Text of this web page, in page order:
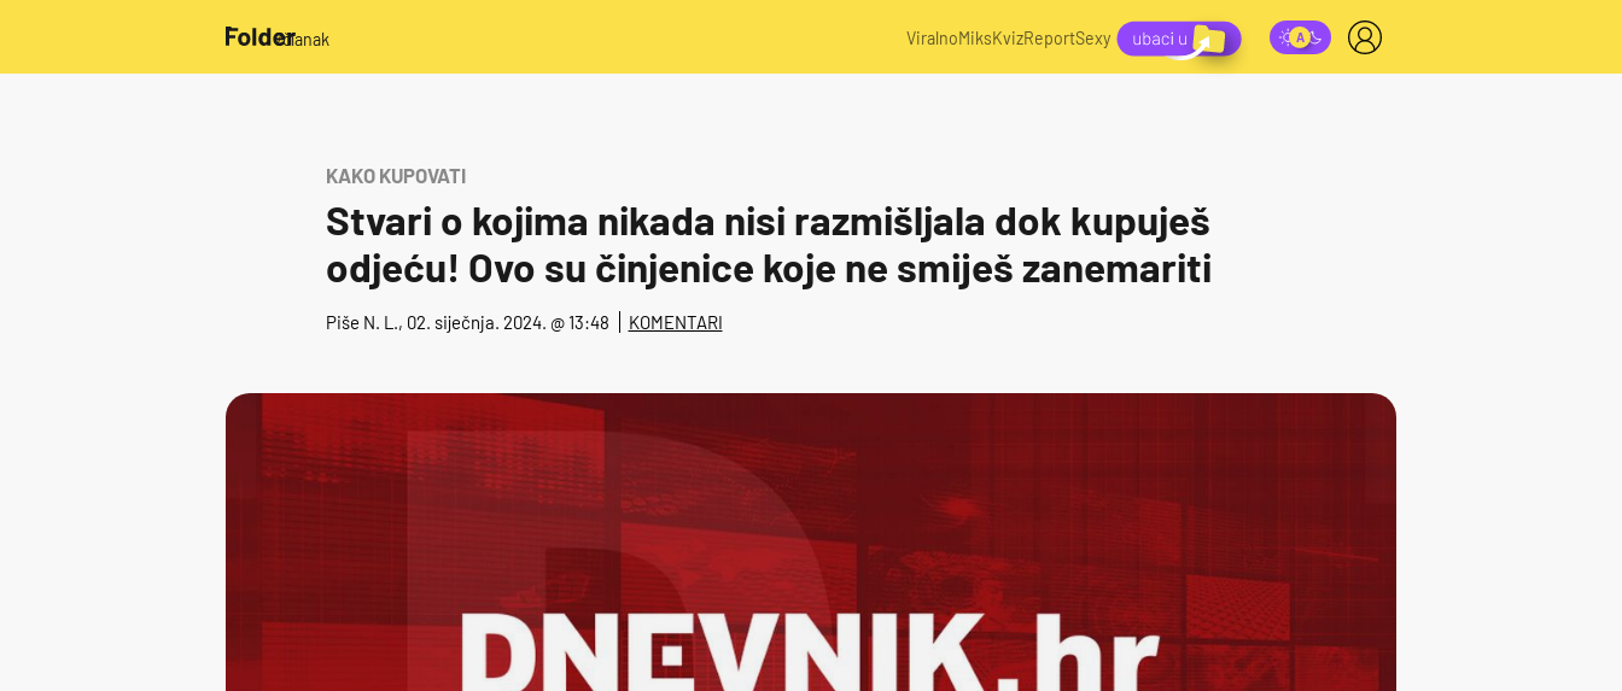
/članak ViralnoMiksKvizReportSexy
KAKO KUPOVATI
Stvari o kojima nikada nisi razmišljala dok kupuješ
odjeću! Ovo su činjenice koje ne smiješ zanemariti
Piše N. L., 02. siječnja. 2024. @ 13:48 KOMENTARI